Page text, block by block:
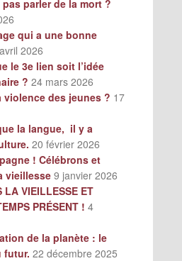
parler de la mort ?
qui a une bonne
2026
le 3e lien soit l’idée
? 24 mars 2026
violence des jeunes ? 17
la langue, il y a
20 février 2026
! Célébrons et
vieillesse9 janvier 2026
LA VIEILLESSE ET
PRÉSENT ! 4
de la planète : le
futur. 22 décembre 2025